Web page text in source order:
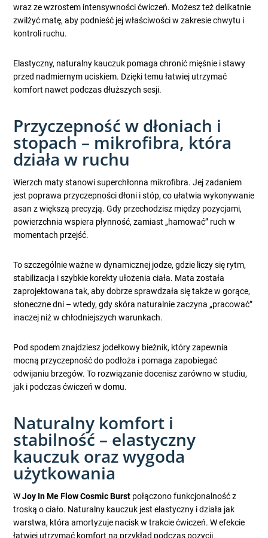
wraz ze wzrostem intensywności ćwiczeń. Możesz też delikatnie
zwilżyć matę, aby podnieść jej właściwości w zakresie chwytu i
kontroli ruchu.
Elastyczny, naturalny kauczuk pomaga chronić mięśnie i stawy
przed nadmiernym uciskiem. Dzięki temu łatwiej utrzymać
komfort nawet podczas dłuższych sesji.
Przyczepność w dłoniach i
stopach – mikrofibra, która
działa w ruchu
Wierzch maty stanowi superchłonna mikrofibra. Jej zadaniem
jest poprawa przyczepności dłoni i stóp, co ułatwia wykonywanie
asan z większą precyzją. Gdy przechodzisz między pozycjami,
powierzchnia wspiera płynność, zamiast „hamować” ruch w
momentach przejść.
To szczególnie ważne w dynamicznej jodze, gdzie liczy się rytm,
stabilizacja i szybkie korekty ułożenia ciała. Mata została
zaprojektowana tak, aby dobrze sprawdzała się także w gorące,
słoneczne dni – wtedy, gdy skóra naturalnie zaczyna „pracować”
inaczej niż w chłodniejszych warunkach.
Pod spodem znajdziesz jodełkowy bieżnik, który zapewnia
mocną przyczepność do podłoża i pomaga zapobiegać
odwijaniu brzegów. To rozwiązanie docenisz zarówno w studiu,
jak i podczas ćwiczeń w domu.
Naturalny komfort i
stabilność – elastyczny
kauczuk oraz wygoda
użytkowania
WJoy In Me Flow Cosmic Burst połączono funkcjonalność z
troską o ciało. Naturalny kauczuk jest elastyczny i działa jak
warstwa, która amortyzuje nacisk w trakcie ćwiczeń. W efekcie
łatwiej utrzymać komfort na przykład podczas pozycji